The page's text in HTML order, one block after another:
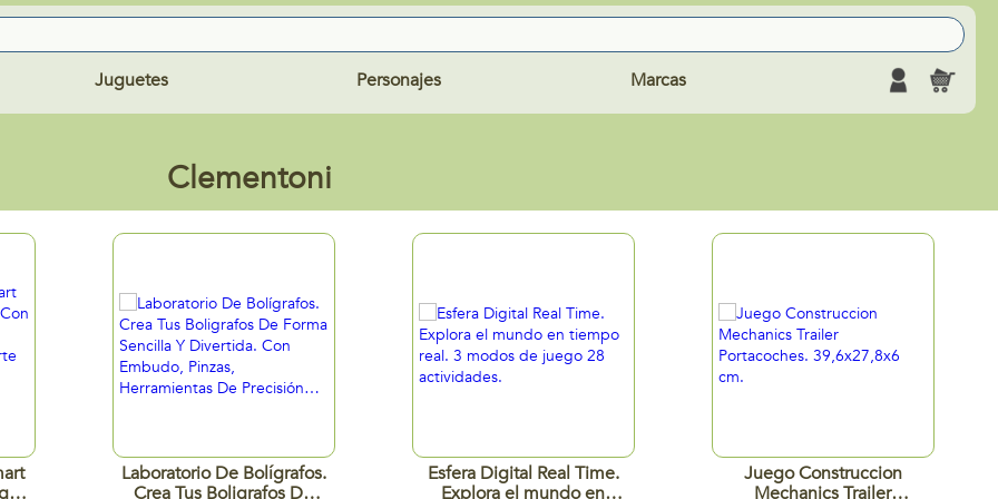
Juguetes Personajes Marcas
Clementoni
Laboratorio De Bolígrafos.
Crea Tus Boligrafos De
Esfera Digital Real Time.
Explora el mundo en
Juego Construccion
Mechanics Trailer